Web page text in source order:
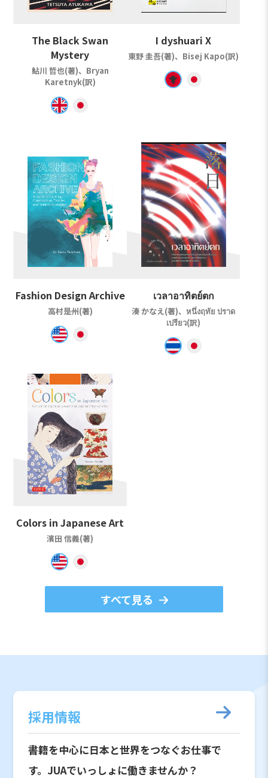
The Black Swan
Mystery
鮎川 哲也(著)、Bryan
Karetnyk(訳)
I dyshuari X
東野 圭吾(著)、Bisej Kapo(訳)
Fashion Design Archive
高村是州(著)
เวลาอาทิตย์ตก
湊 かなえ(著)、หนึ่งฤทัย ปราด
เปรียว(訳)
Colors in Japanese Art
濱田 信義(著)
すべて見る
採用情報
書籍を中心に日本と世界をつなぐお仕事で
す。JUAでいっしょに働きませんか？